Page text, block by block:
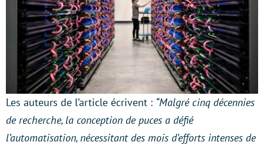
Les auteurs de l’article écrivent : “Malgré cinq décennies
de recherche, la conception de puces a défié
l’automatisation, nécessitant des mois d’efforts intenses de